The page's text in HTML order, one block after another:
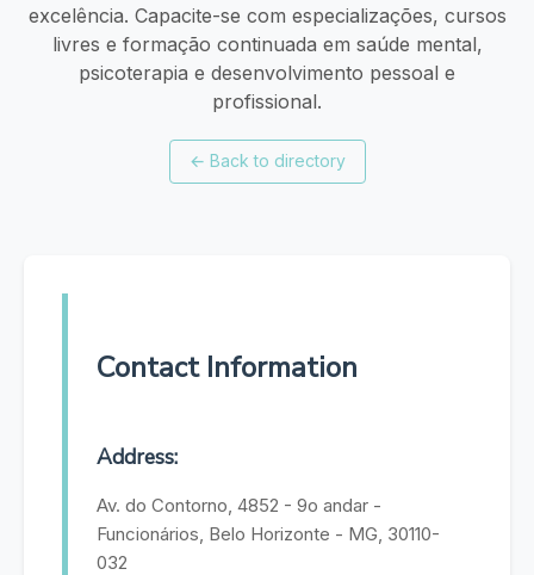
excelência. Capacite-se com especializações, cursos
livres e formação continuada em saúde mental,
psicoterapia e desenvolvimento pessoal e
profissional.
← Back to directory
Contact Information
Address:
Av. do Contorno, 4852 - 9o andar -
Funcionários, Belo Horizonte - MG, 30110-
032